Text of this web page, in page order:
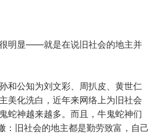
明显——就是在说旧社会的地主并
和公知为刘文彩、周扒皮、黄世仁
美化洗白，近年来网络上为旧社会
蛇神越来越多。而且，牛鬼蛇神们
：旧社会的地主都是勤劳致富，自己